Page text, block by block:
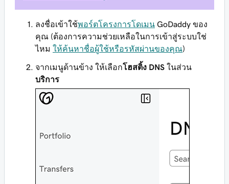
ลงชื่อเข้าใช้พอร์ตโครงการโดเมน GoDaddy ของ
คุณ (ต้องการความช่วยเหลือในการเข้าสู่ระบบใช่
ไหม ให้ค้นหาชื่อผู้ใช้หรือรหัสผ่านของคุณ)
จากเมนูด้านข้าง ให้เลือกโฮสติ้ง DNS ในส่วน
บริการ